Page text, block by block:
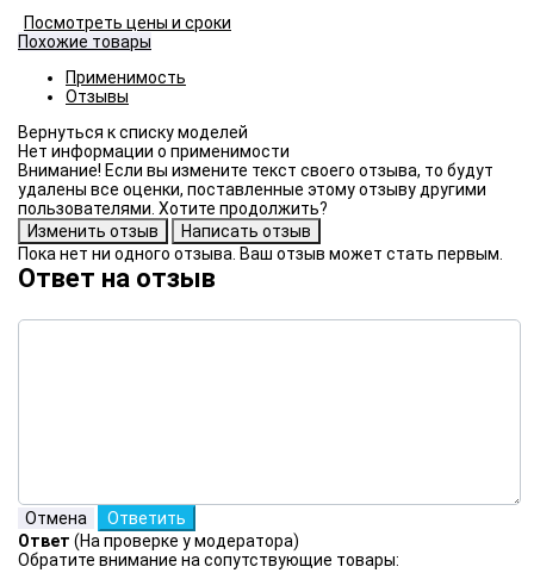
Посмотреть цены и сроки
Похожие товары
Применимость
Отзывы
Нет информации о применимости
Внимание! Если вы измените текст своего отзыва, то будут
удалены все оценки, поставленные этому отзыву другими
пользователями. Хотите продолжить?
Пока нет ни одного отзыва. Ваш отзыв может стать первым.
Ответ на отзыв
Ответ (На проверке у модератора)
Обратите внимание на сопутствующие товары: